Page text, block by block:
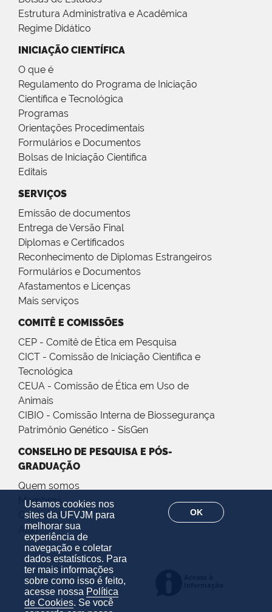
Usamos cookies nos
sites da UFVJM para
melhorar sua
experiência de
navegação e coletar
dados estatísticos. Para
ter mais informações
sobre como isso é feito,
acesse nossa Política
de Cookies. Se você
OK
Estrutura Administrativa e Acadêmica
Regime Didático
INICIAÇÃO CIENTÍFICA
O que é
Regulamento do Programa de Iniciação
Científica e Tecnológica
Programas
Orientações Procedimentais
Formulários e Documentos
Bolsas de Iniciação Científica
Editais
SERVIÇOS
Emissão de documentos
Entrega de Versão Final
Diplomas e Certificados
Reconhecimento de Diplomas Estrangeiros
Formulários e Documentos
Afastamentos e Licenças
Mais serviços
COMITÊ E COMISSÕES
CEP - Comitê de Ética em Pesquisa
CICT - Comissão de Iniciação Científica e
Tecnológica
CEUA - Comissão de Ética em Uso de
Animais
CIBIO - Comissão Interna de Biossegurança
Patrimônio Genético - SisGen
CONSELHO DE PESQUISA E PÓS-
GRADUAÇÃO
Quem somos
Membros
Calendário
Atas